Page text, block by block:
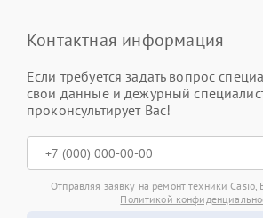
Контактная информация
Если требуется задать вопрос
свои данные и дежурный
проконсультирует Вас!
Отправляя заявку на ремонт техники Casio,
Политикой